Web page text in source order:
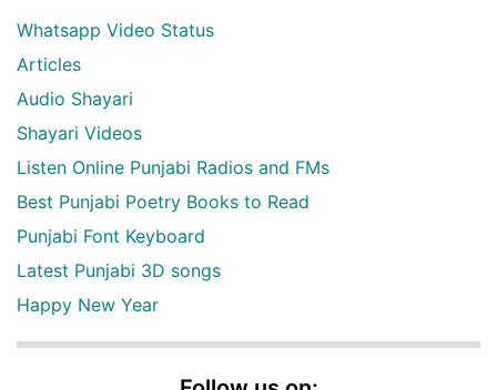
Whatsapp Video Status
Articles
Audio Shayari
Shayari Videos
Listen Online Punjabi Radios and FMs
Best Punjabi Poetry Books to Read
Punjabi Font Keyboard
Latest Punjabi 3D songs
Happy New Year